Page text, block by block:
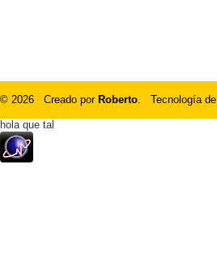
© 2026 Creado por Roberto. Tecnología de
hola que tal